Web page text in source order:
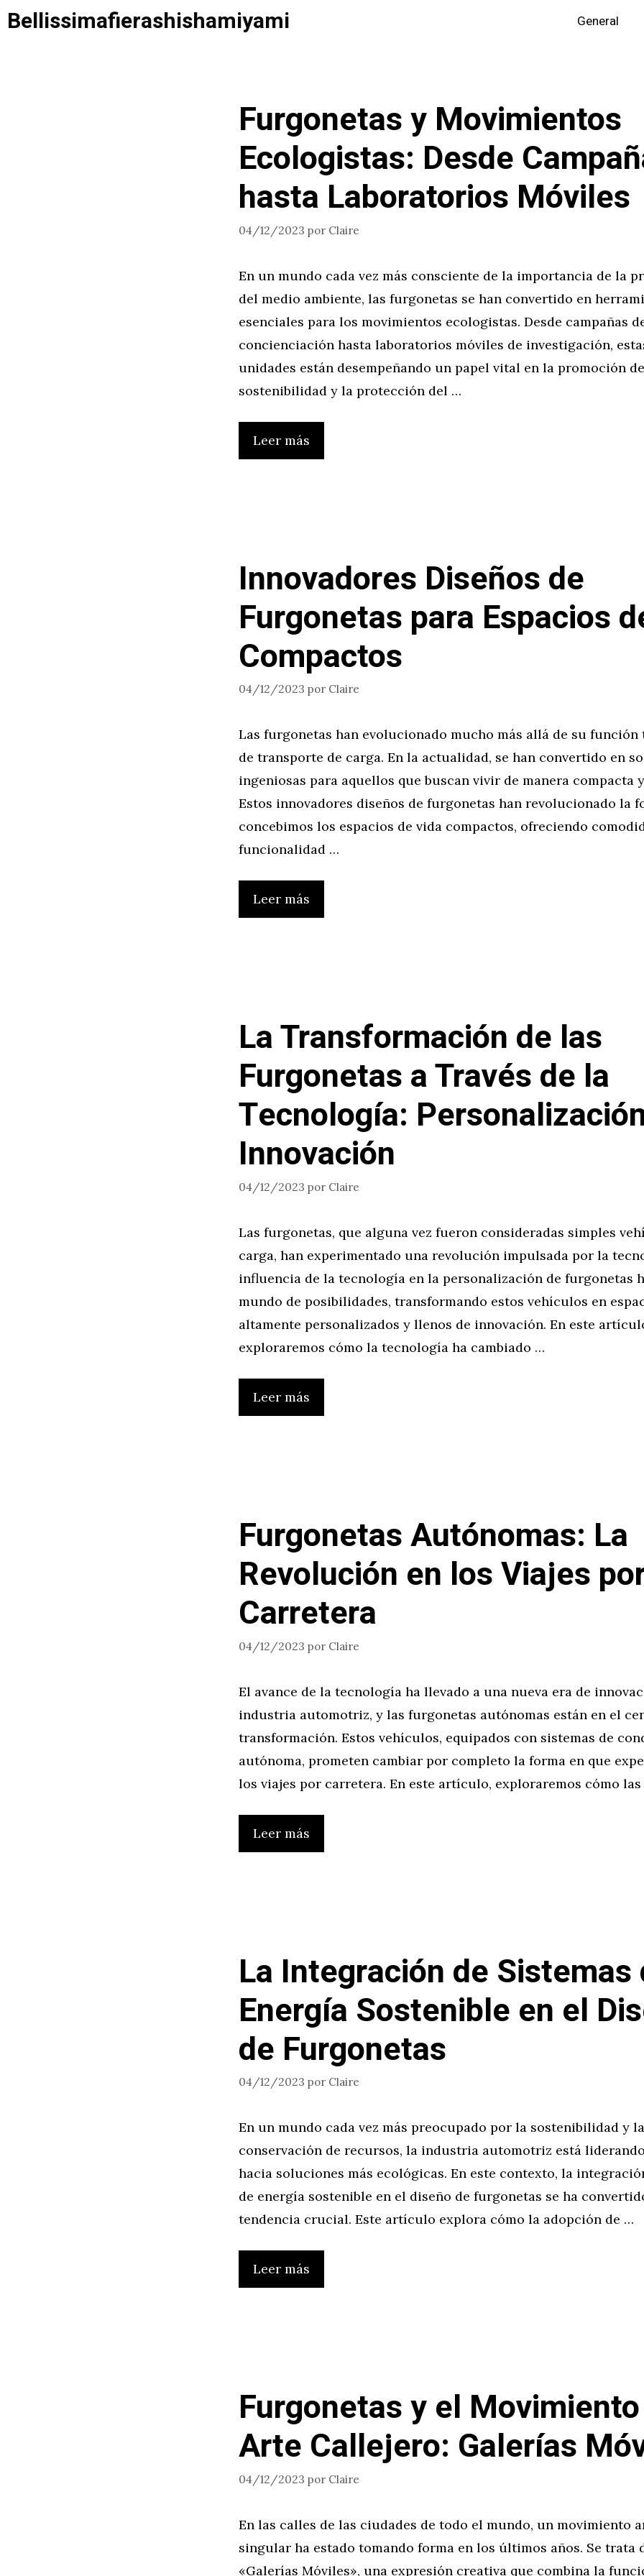
Saltar
alBellissimafierashishamiyami General
Furgonetas y Movimientos
Ecologistas: Desde
hasta Laboratorios Móviles
04/12/2023 por Claire
En un mundo cada vez más consciente de la importancia de la
del medio ambiente, las furgonetas se han convertido en
esenciales para los movimientos ecologistas. Desde campañas
concienciación hasta laboratorios móviles de investigación,
unidades están desempeñando un papel vital en la promoción
sostenibilidad y la protección del …
Leer más
Innovadores Diseños de
Furgonetas para Espacios
Compactos
04/12/2023 por Claire
Las furgonetas han evolucionado mucho más allá de su
de transporte de carga. En la actualidad, se han convertido en
ingeniosas para aquellos que buscan vivir de manera compacta
Estos innovadores diseños de furgonetas han revolucionado la
concebimos los espacios de vida compactos, ofreciendo
funcionalidad …
Leer más
La Transformación de las
Furgonetas a Través de la
Tecnología:
Innovación
04/12/2023 por Claire
Las furgonetas, que alguna vez fueron consideradas simples
carga, han experimentado una revolución impulsada por la
influencia de la tecnología en la personalización de furgonetas
mundo de posibilidades, transformando estos vehículos en
altamente personalizados y llenos de innovación. En este
exploraremos cómo la tecnología ha cambiado …
Leer más
Furgonetas Autónomas: La
Revolución en los Viajes
Carretera
04/12/2023 por Claire
El avance de la tecnología ha llevado a una nueva era de
industria automotriz, y las furgonetas autónomas están en el
transformación. Estos vehículos, equipados con sistemas de
autónoma, prometen cambiar por completo la forma en que
los viajes por carretera. En este artículo, exploraremos cómo
Leer más
La Integración de Sistemas
Energía Sostenible en el
de Furgonetas
04/12/2023 por Claire
En un mundo cada vez más preocupado por la sostenibilidad y la
conservación de recursos, la industria automotriz está
hacia soluciones más ecológicas. En este contexto, la
de energía sostenible en el diseño de furgonetas se ha
tendencia crucial. Este artículo explora cómo la adopción de …
Leer más
Furgonetas y el
Arte Callejero: Galerías
04/12/2023 por Claire
En las calles de las ciudades de todo el mundo, un movimiento
singular ha estado tomando forma en los últimos años. Se trata
«Galerías Móviles», una expresión creativa que combina la